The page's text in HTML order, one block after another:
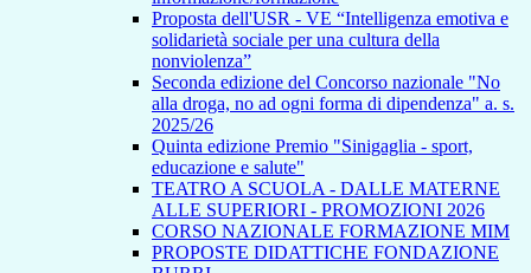
Proposta dell'USR - VE “Intelligenza emotiva e
solidarietà sociale per una cultura della
nonviolenza”
Seconda edizione del Concorso nazionale "No
alla droga, no ad ogni forma di dipendenza" a. s.
2025/26
Quinta edizione Premio "Sinigaglia - sport,
educazione e salute"
TEATRO A SCUOLA - DALLE MATERNE
ALLE SUPERIORI - PROMOZIONI 2026
CORSO NAZIONALE FORMAZIONE MIM
PROPOSTE DIDATTICHE FONDAZIONE